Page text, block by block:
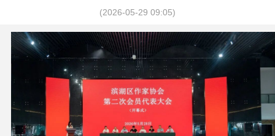
(2026-05-29 09:05)